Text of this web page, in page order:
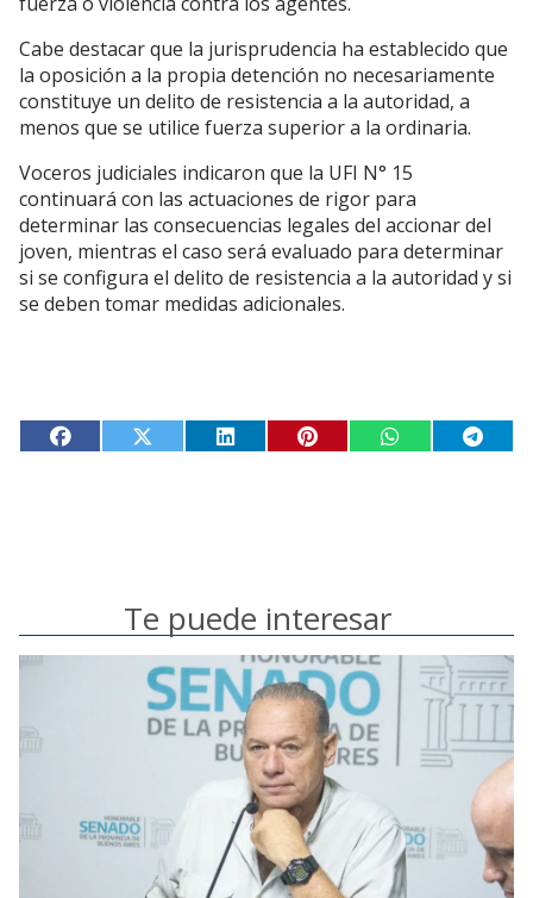
Cabe destacar que la jurisprudencia ha establecido que
la oposición a la propia detención no necesariamente
constituye un delito de resistencia a la autoridad, a
menos que se utilice fuerza superior a la ordinaria.
Voceros judiciales indicaron que la UFI N° 15
continuará con las actuaciones de rigor para
determinar las consecuencias legales del accionar del
joven, mientras el caso será evaluado para determinar
si se configura el delito de resistencia a la autoridad y si
se deben tomar medidas adicionales.
Te puede interesar